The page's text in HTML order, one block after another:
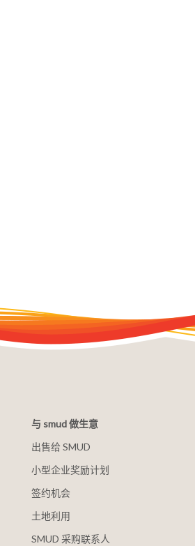
与 smud 做生意
出售给 SMUD
小型企业奖励计划
签约机会
土地利用
SMUD 采购联系人